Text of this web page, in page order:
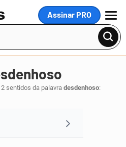
Assinar PRO
MENU
2 sentidos da palavra desdenhoso: